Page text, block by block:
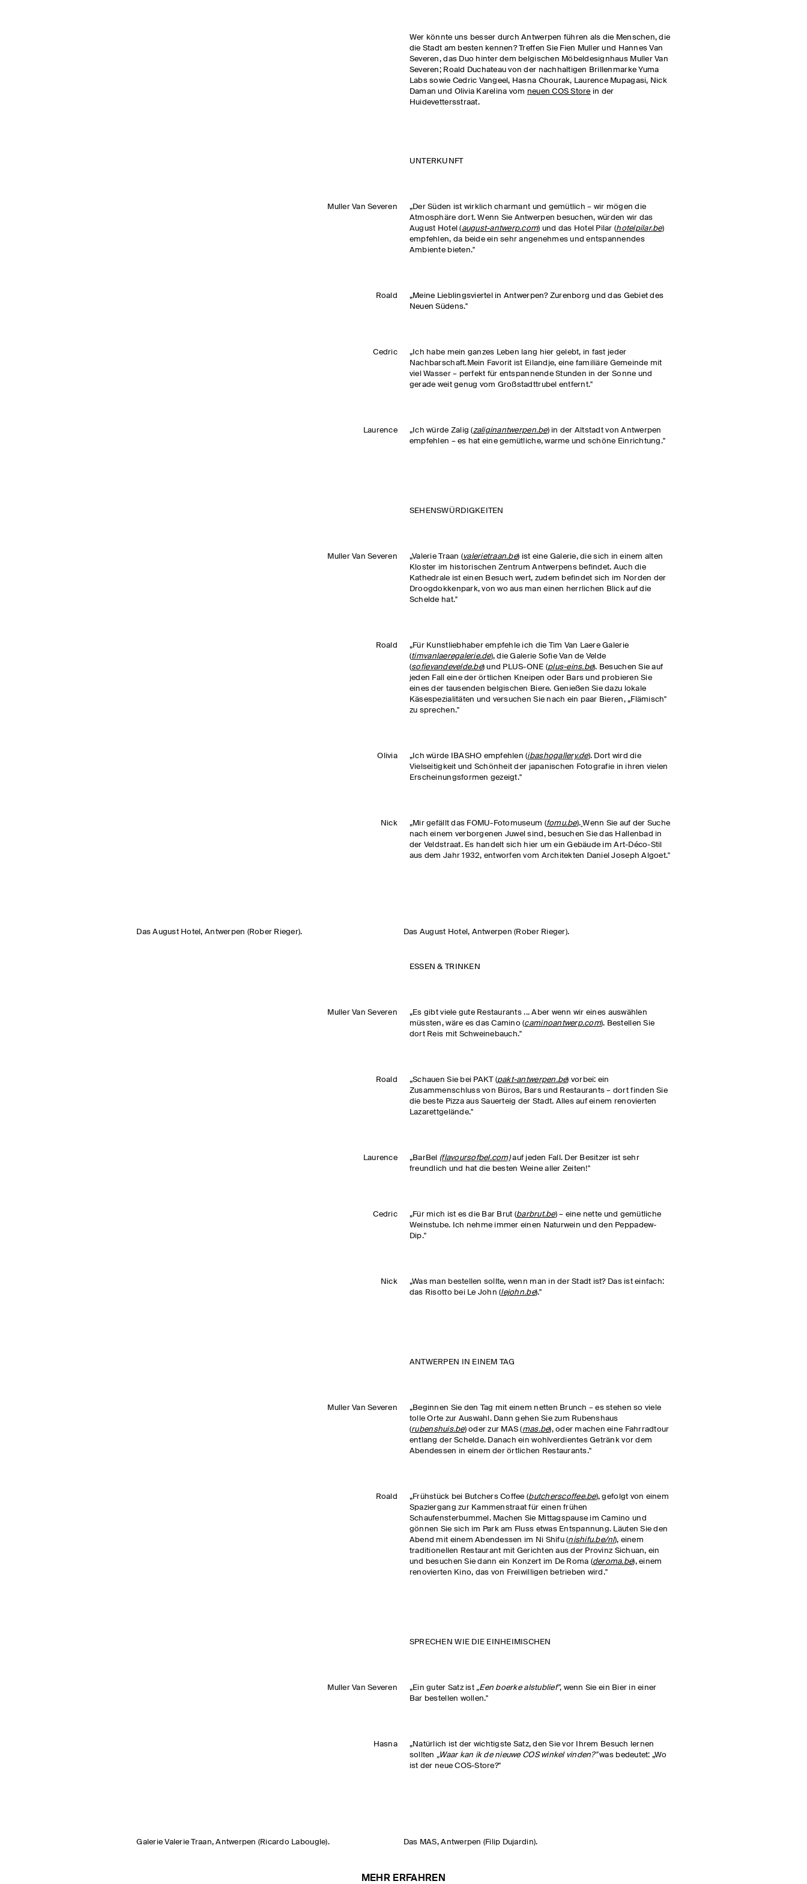
Wer könnte uns besser durch Antwerpen führen als die Menschen, die
die Stadt am besten kennen? Treffen Sie Fien Muller und Hannes Van
Severen, das Duo hinter dem belgischen Möbeldesignhaus Muller Van
Severen; Roald Duchateau von der nachhaltigen Brillenmarke Yuma
Labs sowie Cedric Vangeel, Hasna Chourak, Laurence Mupagasi, Nick
Daman und Olivia Karelina vom neuen COS Store in der
Huidevettersstraat.
UNTERKUNFT
Muller Van Severen
„Der Süden ist wirklich charmant und gemütlich – wir mögen die
Atmosphäre dort. Wenn Sie Antwerpen besuchen, würden wir das
August Hotel (august-antwerp.com) und das Hotel Pilar (hotelpilar.be)
empfehlen, da beide ein sehr angenehmes und entspannendes
Ambiente bieten."
Roald
„Meine Lieblingsviertel in Antwerpen? Zurenborg und das Gebiet des
Neuen Südens."
Cedric
„Ich habe mein ganzes Leben lang hier gelebt, in fast jeder
Nachbarschaft.Mein Favorit ist Eilandje, eine familiäre Gemeinde mit
viel Wasser – perfekt für entspannende Stunden in der Sonne und
gerade weit genug vom Großstadttrubel entfernt."
Laurence „Ich würde Zalig (zaliginantwerpen.be) in der Altstadt von Antwerpen
empfehlen – es hat eine gemütliche, warme und schöne Einrichtung."
SEHENSWÜRDIGKEITEN
Muller Van Severen „Valerie Traan (valerietraan.be) ist eine Galerie, die sich in einem alten
Kloster im historischen Zentrum Antwerpens befindet. Auch die
Kathedrale ist einen Besuch wert, zudem befindet sich im Norden der
Droogdokkenpark, von wo aus man einen herrlichen Blick auf die
Schelde hat."
Roald
„Für Kunstliebhaber empfehle ich die Tim Van Laere Galerie
(timvanlaeregalerie.de), die Galerie Sofie Van de Velde
(sofievandevelde.be) und PLUS-ONE (plus-eins.be). Besuchen Sie auf
jeden Fall eine der örtlichen Kneipen oder Bars und probieren Sie
eines der tausenden belgischen Biere. Genießen Sie dazu lokale
Käsespezialitäten und versuchen Sie nach ein paar Bieren, „Flämisch"
zu sprechen."
Olivia „Ich würde IBASHO empfehlen (ibashogallery.de). Dort wird die
Vielseitigkeit und Schönheit der japanischen Fotografie in ihren vielen
Erscheinungsformen gezeigt."
Nick „Mir gefällt das FOMU-Fotomuseum (fomu.be). Wenn Sie auf der Suche
nach einem verborgenen Juwel sind, besuchen Sie das Hallenbad in
der Veldstraat. Es handelt sich hier um ein Gebäude im Art-Déco-Stil
aus dem Jahr 1932, entworfen vom Architekten Daniel Joseph Algoet."
Das August Hotel, Antwerpen (Rober Rieger). Das August Hotel, Antwerpen (Rober Rieger).
ESSEN & TRINKEN
Muller Van Severen
„Es gibt viele gute Restaurants ... Aber wenn wir eines auswählen
müssten, wäre es das Camino (caminoantwerp.com). Bestellen Sie
dort Reis mit Schweinebauch."
Roald „Schauen Sie bei PAKT (pakt-antwerpen.be) vorbei: ein
Zusammenschluss von Büros, Bars und Restaurants – dort finden Sie
die beste Pizza aus Sauerteig der Stadt. Alles auf einem renovierten
Lazarettgelände."
Laurence „BarBel (flavoursofbel.com)auf jeden Fall. Der Besitzer ist sehr
freundlich und hat die besten Weine aller Zeiten!"
Cedric „Für mich ist es die Bar Brut (barbrut.be) – eine nette und gemütliche
Weinstube. Ich nehme immer einen Naturwein und den Peppadew-
Dip."
Nick
„Was man bestellen sollte, wenn man in der Stadt ist? Das ist einfach:
das Risotto bei Le John (lejohn.be)."
ANTWERPEN IN EINEM TAG
Muller Van Severen
„Beginnen Sie den Tag mit einem netten Brunch – es stehen so viele
tolle Orte zur Auswahl. Dann gehen Sie zum Rubenshaus
(rubenshuis.be) oder zur MAS (mas.be), oder machen eine Fahrradtour
entlang der Schelde. Danach ein wohlverdientes Getränk vor dem
Abendessen in einem der örtlichen Restaurants."
Roald „Frühstück bei Butchers Coffee (butcherscoffee.be), gefolgt von einem
Spaziergang zur Kammenstraat für einen frühen
Schaufensterbummel. Machen Sie Mittagspause im Camino und
gönnen Sie sich im Park am Fluss etwas Entspannung. Läuten Sie den
Abend mit einem Abendessen im Ni Shifu (nishifu.be/nl), einem
traditionellen Restaurant mit Gerichten aus der Provinz Sichuan, ein
und besuchen Sie dann ein Konzert im De Roma (deroma.be), einem
renovierten Kino, das von Freiwilligen betrieben wird."
SPRECHEN WIE DIE EINHEIMISCHEN
Muller Van Severen „Ein guter Satz ist „Een boerke alstublief", wenn Sie ein Bier in einer
Bar bestellen wollen."
Hasna
„Natürlich ist der wichtigste Satz, den Sie vor Ihrem Besuch lernen
sollten „Waar kan ik de nieuwe COS winkel vinden?"was bedeutet: „Wo
ist der neue COS-Store?"
Galerie Valerie Traan, Antwerpen (Ricardo Labougle). Das MAS, Antwerpen (Filip Dujardin).
MEHR ERFAHREN